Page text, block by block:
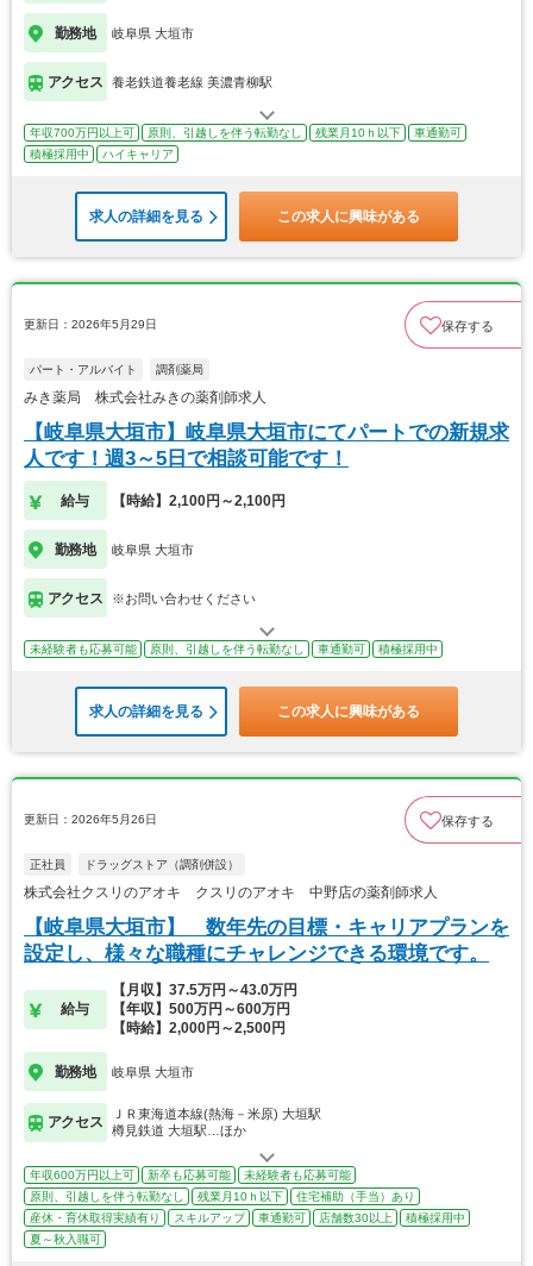
勤務地 岐阜県 大垣市
アクセス 養老鉄道養老線 美濃青柳駅
年収700万円以上可 原則、引越しを伴う転勤なし 残業月10ｈ以下
車通勤可
積極採用中
ハイキャリア
求人の詳細を見る この求人に興味がある
更新日：2026年5月29日 保存する
パート・アルバイト 調剤薬局
みき薬局 株式会社みきの薬剤師求人
【岐阜県大垣市】岐阜県大垣市にてパートでの新規求
人です！週3～5日で相談可能です！
給与 【時給】2,100円～2,100円
勤務地 岐阜県 大垣市
アクセス ※お問い合わせください
未経験者も応募可能 原則、引越しを伴う転勤なし 車通勤可 積極採用中
求人の詳細を見る この求人に興味がある
更新日：2026年5月26日 保存する
正社員 ドラッグストア（調剤併設）
株式会社クスリのアオキ クスリのアオキ 中野店の薬剤師求人
【岐阜県大垣市】 数年先の目標・キャリアプランを
設定し、様々な職種にチャレンジできる環境です。
給与
【月収】37.5万円～43.0万円
【年収】500万円～600万円
【時給】2,000円～2,500円
勤務地 岐阜県 大垣市
アクセス
ＪＲ東海道本線(熱海－米原) 大垣駅
樽見鉄道 大垣駅…ほか
年収600万円以上可 新卒も応募可能
未経験者も応募可能
原則、引越しを伴う転勤なし
残業月10ｈ以下
住宅補助（手当）あり
産休・育休取得実績有り
スキルアップ 車通勤可 店舗数30以上
積極採用中
夏～秋入職可